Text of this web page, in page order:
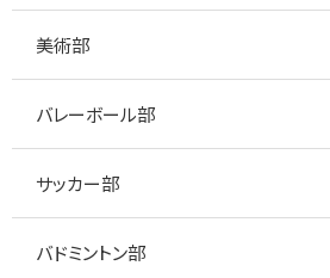
美術部
バレーボール部
サッカー部
バドミントン部